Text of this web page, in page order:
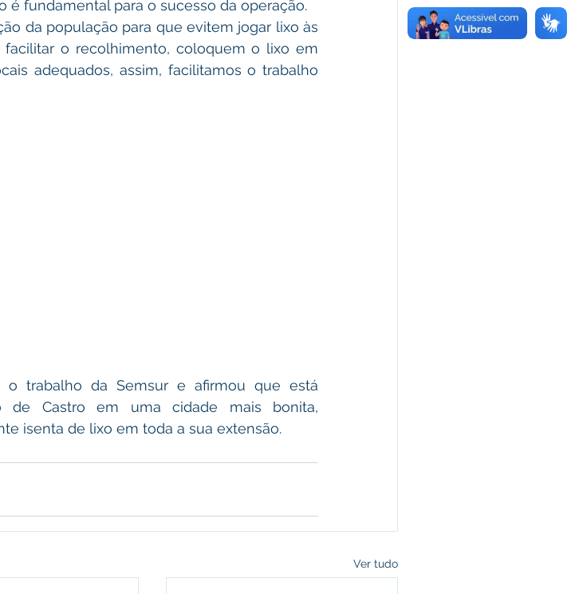
é fundamental para o sucesso da operação.
o recolhimento, coloquem o lixo em
adequados, assim, facilitamos o trabalho
de Castro em uma cidade mais bonita,
isenta de lixo em toda a sua extensão.
Ver tudo